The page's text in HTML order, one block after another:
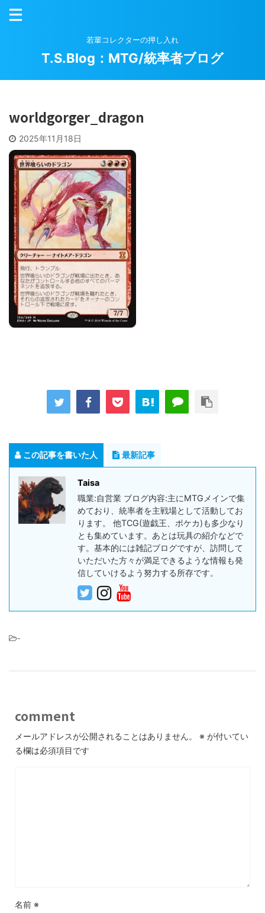
若輩コレクターの押し入れ
T.S.Blog：MTG/統率者ブログ
worldgorger_dragon
2025年11月18日
この記事を書いた人 最新記事
Taisa
職業:自営業 ブログ内容:主にMTGメインで集
めており、統率者を主戦場として活動してお
ります。 他TCG(遊戯王、ポケカ)も多少なり
とも集めています。あとは玩具の紹介などで
す。基本的には雑記ブログですが、訪問して
いただいた方々が満足できるような情報も発
信していけるよう努力する所存です。
-
comment
メールアドレスが公開されることはありません。 ※ が付いてい
る欄は必須項目です
名前 ※